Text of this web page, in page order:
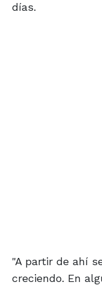
días.
"A partir de ahí
creciendo. En